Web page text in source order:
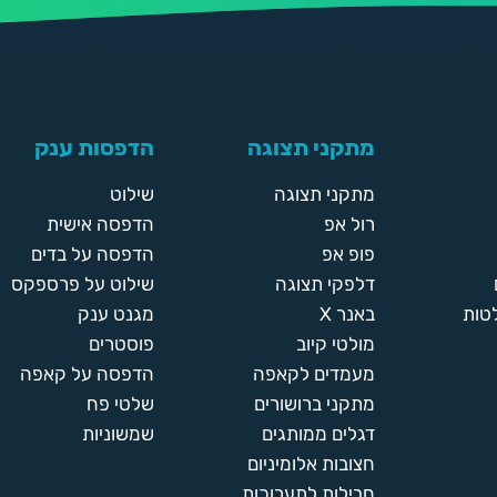
מתקני תצוגה
מתקני תצוגה
רול אפ
פופ אפ
דלפקי תצוגה
באנר X
מולטי קיוב
מעמדים לקאפה
מתקני ברושורים
דגלים ממותגים
חצובות אלומיניום
הדפסות ענק
שילוט
הדפסה אישית
הדפסה על בדים
שילוט על פרספקס
מגנט ענק
פוסטרים
הדפסה על קאפה
שלטי פח
שמשוניות